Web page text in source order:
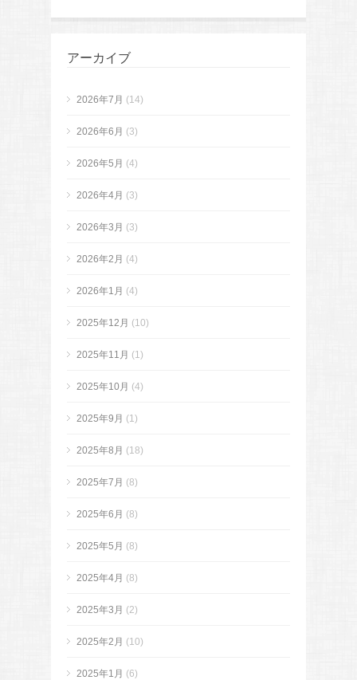
アーカイブ
2026年7月 (14)
2026年6月 (3)
2026年5月 (4)
2026年4月 (3)
2026年3月 (3)
2026年2月 (4)
2026年1月 (4)
2025年12月 (10)
2025年11月 (1)
2025年10月 (4)
2025年9月 (1)
2025年8月 (18)
2025年7月 (8)
2025年6月 (8)
2025年5月 (8)
2025年4月 (8)
2025年3月 (2)
2025年2月 (10)
2025年1月 (6)